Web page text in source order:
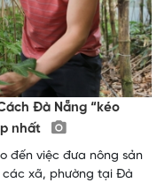
Đà Nẵng “kéo
nhất
đến việc đưa nông sản
xã, phường tại Đà